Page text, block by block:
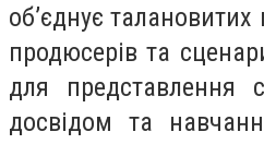
об’єднує
продюсерів та
для представлення
досвідом та